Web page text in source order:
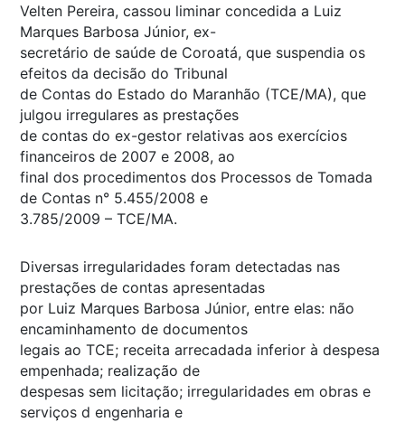
Velten Pereira, cassou liminar concedida a Luiz
Marques Barbosa Júnior, ex-
secretário de saúde de Coroatá, que suspendia os
efeitos da decisão do Tribunal
de Contas do Estado do Maranhão (TCE/MA), que
julgou irregulares as prestações
de contas do ex-gestor relativas aos exercícios
financeiros de 2007 e 2008, ao
final dos procedimentos dos Processos de Tomada
de Contas n° 5.455/2008 e
3.785/2009 – TCE/MA.
Diversas irregularidades foram detectadas nas
prestações de contas apresentadas
por Luiz Marques Barbosa Júnior, entre elas: não
encaminhamento de documentos
legais ao TCE; receita arrecadada inferior à despesa
empenhada; realização de
despesas sem licitação; irregularidades em obras e
serviços d engenharia e